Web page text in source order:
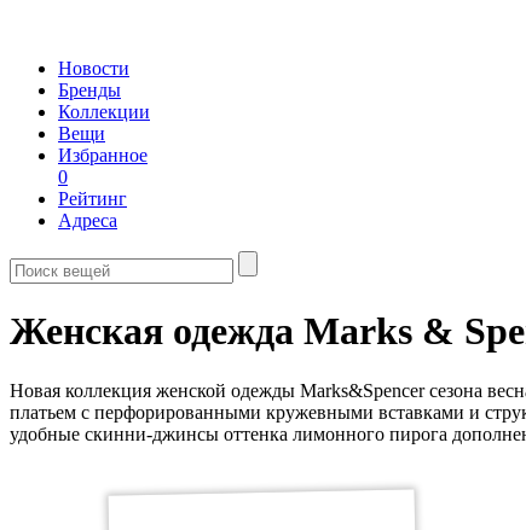
Новости
Бренды
Коллекции
Вещи
Избранное
0
Рейтинг
Адреса
Женская одежда Marks &
Новая коллекция женской одежды Marks&Spencer сезона
платьем с перфорированными кружевными вставками и
удобные скинни-джинсы оттенка лимонного пирога